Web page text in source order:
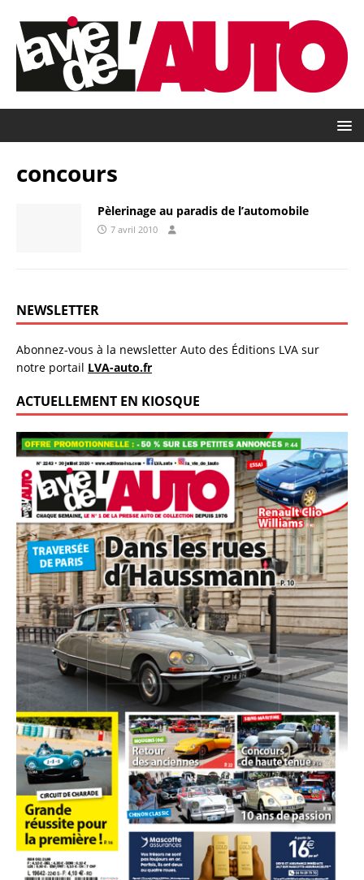
concours
Pèlerinage au paradis de l’automobile
7 avril 2010
NEWSLETTER
Abonnez-vous à la newsletter Auto des Éditions LVA sur
notre portail LVA-auto.fr
ACTUELLEMENT EN KIOSQUE